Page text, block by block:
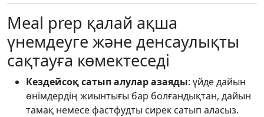
Meal prep қалай ақша
үнемдеуге және денсаулықты
сақтауға көмектеседі
Кездейсоқ сатып алулар азаяды: үйде дайын
өнімдердің жиынтығы бар болғандықтан, дайын
тамақ немесе фастфудты сирек сатып аласыз.